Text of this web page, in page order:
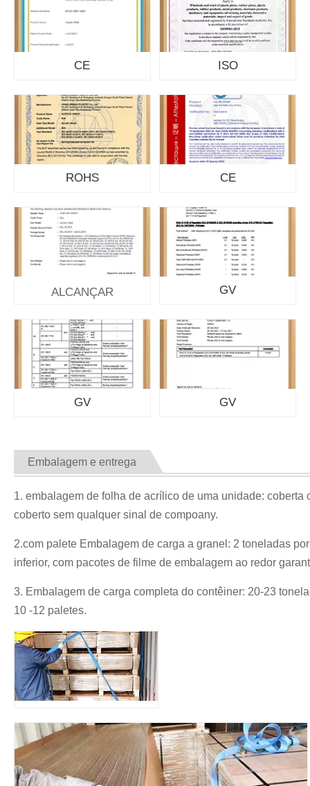
CE ISO
ROHS CE
ALCANÇAR GV
GV GV
Embalagem e entrega
1. embalagem de folha de acrílico de uma unidade:
coberto sem qualquer sinal de compoany.
2.com palete Embalagem de carga a granel: 2 toneladas
inferior, com pacotes de filme de embalagem ao redor
3. Embalagem de carga completa do contêiner: 20-23
10 -12 paletes.